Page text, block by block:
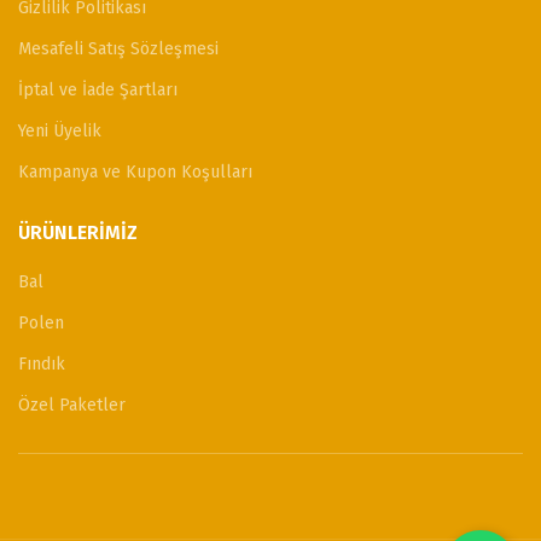
Gizlilik Politikası
Mesafeli Satış Sözleşmesi
İptal ve İade Şartları
Yeni Üyelik
Kampanya ve Kupon Koşulları
ÜRÜNLERIMIZ
Bal
Polen
Fındık
Özel Paketler